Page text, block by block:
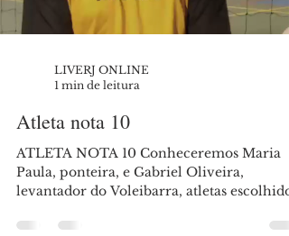
LIVERJ ONLINE
1 min de leitura
Atleta nota 10
ATLETA NOTA 10 Conheceremos Maria
Paula, ponteira, e Gabriel Oliveira,
levantador do Voleibarra, atletas escolhidos